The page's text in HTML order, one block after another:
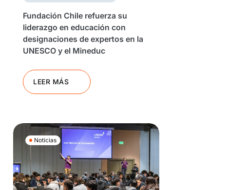
Fundación Chile refuerza su
liderazgo en educación con
designaciones de expertos en la
UNESCO y el Mineduc
LEER MÁS
Noticias